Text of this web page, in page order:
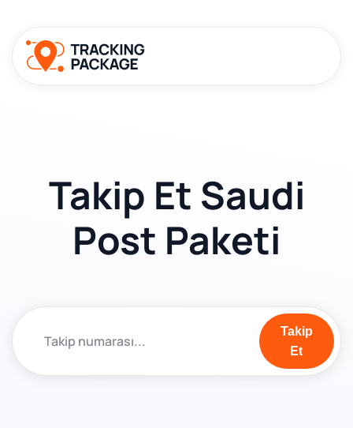
Takip Et Saudi
Post Paketi
Takip
Et